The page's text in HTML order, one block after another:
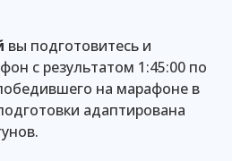
вы подготовитесь и
с результатом 1:45:00 по
на марафоне в
адаптирована